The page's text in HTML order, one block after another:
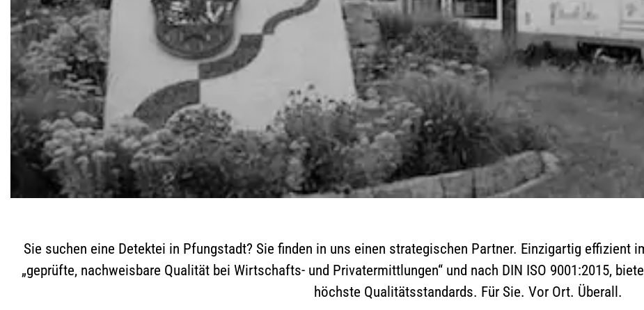
Sie suchen eine Detektei in Pfungstadt? Sie finden in uns einen strategischen Partner. Einzigartig effizient
„geprüfte, nachweisbare Qualität bei Wirtschafts- und Privatermittlungen“ und nach DIN ISO 9001:2015,
höchste Qualitätsstandards. Für Sie. Vor Ort. Überall.